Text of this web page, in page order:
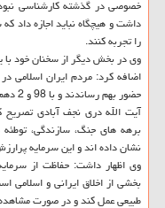
خصوصی در گذشته كارشناسی
داشت و هیچگاه نباید اجازه داد
را تجربه كنند.
حضور بهم رساندند و با 98 و 2 دهم درصد به جمهوری اسلامی ایران رای مثبت دادند.
آیت الله دری نجف آبادی تصریح
برهه های جنگ، سازندگی،
نشان داده اند و این سرمایه
وی اظهار داشت: حفاظت از
بخشی از اخلاق ایرانی و اسلامی
طبیعی عمل كند و در صورت